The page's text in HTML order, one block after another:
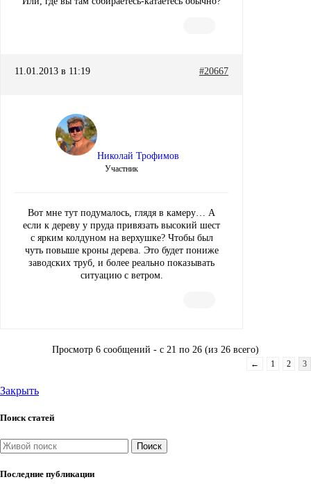
11.01.2013 в 11:19 #20667
Николай Трофимов
Участник
Вот мне тут подумалось, глядя в камеру… А
если к дереву у пруда привязать высокий шест
с ярким колдуном на верхушке? Чтобы был
чуть повыше кроны дерева. Это будет пониже
заводских труб, и более реально показывать
ситуацию с ветром.
Просмотр 6 сообщений - с 21 по 26 (из 26 всего)
← 1 2 3
Закрыть
Поиск статей
Поиск
Последние публикации